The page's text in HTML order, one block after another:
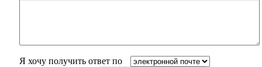
Я хочу получить ответ по